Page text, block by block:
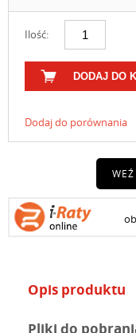
Ilość:
DODAJ DO
Dodaj do porównania
Opis produktu
Pliki do